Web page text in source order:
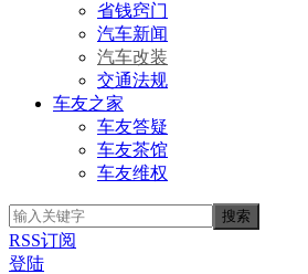
省钱窍门
汽车新闻
汽车改装
交通法规
车友之家
车友答疑
车友茶馆
车友维权
RSS订阅
登陆